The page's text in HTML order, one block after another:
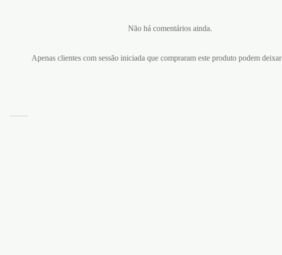
Não há comentários ainda.
Apenas clientes com sessão iniciada que compraram este produto podem